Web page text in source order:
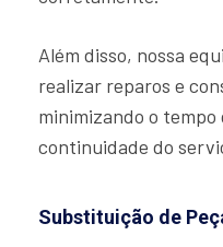
Além disso, nossa
realizar reparos e
minimizando o
continuidade do
Substituição de